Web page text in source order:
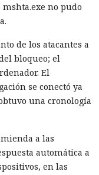
no pudo
de los atacantes a
bloqueo; el
El
se conectó ya
una cronología
a las
automática a
en las